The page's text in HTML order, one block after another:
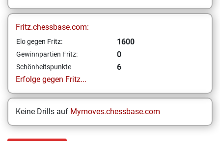
Fritz.chessbase.com:
Elo gegen Fritz: 1600
Gewinnpartien Fritz: 0
Schönheitspunkte
6
Erfolge gegen Fritz...
Keine Drills auf Mymoves.chessbase.com